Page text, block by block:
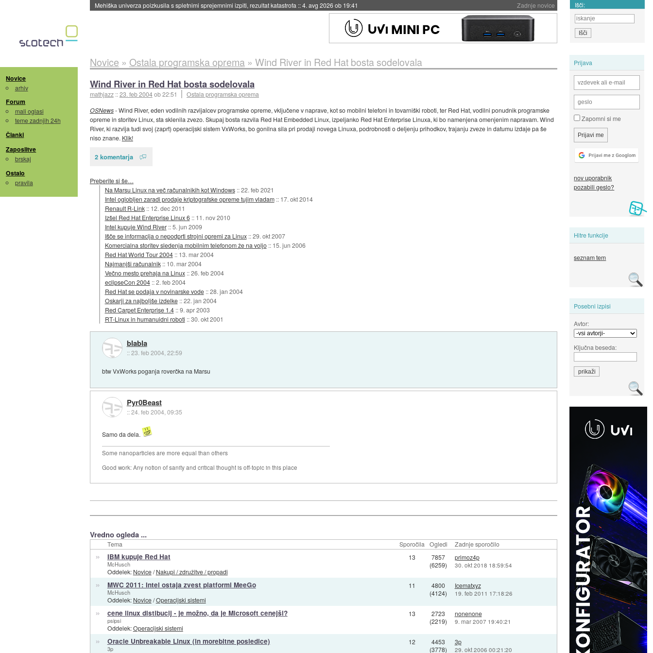
Zadnje novice
Mehiška univerza poizkusila s spletnimi sprejemnimi izpiti, rezultat katastrofa ::4. avg 2026 ob 19:41 Išči:
Novice
arhiv
Forum
mali oglasi
teme zadnjih 24h
Članki
Zaposlitve
brskaj
Ostalo
pravila
Prijava
Zapomni si me
nov uporabnik
pozabili geslo?
Hitre funkcije
seznam tem
Posebni izpisi
Avtor:
Ključna beseda:
Novice » Ostala programska oprema» Wind River in Red Hat bosta sodelovala
Wind River in Red Hat bosta sodelovala
mathjazz ::23. feb 2004ob 22:51
Ostala programska oprema
OSNews- Wind River, eden vodilnih razvijalcev programske opreme, vključene v naprave, kot so mobilni telefoni in tovarniški roboti, ter Red Hat, vodilni ponudnik programske
opreme in storitev Linux, sta sklenila zvezo. Skupaj bosta razvila Red Hat Embedded Linux, izpeljanko Red Hat Enterprise Linuxa, ki bo namenjena omenjenim napravam. Wind
River, ki razvija tudi svoj (zaprt) operacijski sistem VxWorks, bo gonilna sila pri prodaji novega Linuxa, podrobnosti o deljenju prihodkov, trajanju zveze in datumu izdaje pa še
niso znane. Klik!
2 komentarja
Preberite si še…
Na Marsu Linux na več računalnikih kot Windows ::22. feb 2021
Intel oglobljen zaradi prodaje kriptografske opreme tujim vladam :: 17. okt 2014
Renault R-Link :: 12. dec 2011
Izšel Red Hat Enterprise Linux 6 :: 11. nov 2010
Intel kupuje Wind River ::5. jun 2009
Išče se informacija o nepodprti strojni opremi za Linux ::29. okt 2007
Komercialna storitev sledenja mobilnim telefonom že na voljo :: 15. jun 2006
Red Hat World Tour 2004 :: 13. mar 2004
Najmanjši računalnik :: 10. mar 2004
Večno mesto prehaja na Linux ::26. feb 2004
eclipseCon 2004 ::2. feb 2004
Red Hat se podaja v novinarske vode ::28. jan 2004
Oskarji za najboljše izdelke ::22. jan 2004
Red Carpet Enterprise 1.4 ::9. apr 2003
RT-Linux in humanuidni roboti ::30. okt 2001
blabla
::23. feb 2004, 22:59
btw VxWorks poganja roverčka na Marsu
Pyr0Beast
::24. feb 2004, 09:35
Samo da dela.
Some nanoparticles are more equal than others
Good work: Any notion of sanity and critical thought is off-topic in this place
Vredno ogleda ...
Tema Sporočila Ogledi Zadnje sporočilo
» IBM kupuje Red Hat
McHusch
Oddelek: Novice/Nakupi / združitve / propadi
13
7857
(6259)
primoz4p
30. okt 2018 18:59:54
» MWC 2011: Intel ostaja zvest platformi MeeGo
McHusch
Oddelek: Novice/Operacijski sistemi
11
4800
(4124)
Icematxyz
19. feb 2011 17:18:26
» cene linux distibucij - je možno, da je Microsoft cenejši?
psipsi
Oddelek:Operacijski sistemi
13
2723
(2219)
nonenone
9. mar 2007 19:40:21
» Oracle Unbreakable Linux (in morebitne posledice)
3p
12
4453
(3778)
3p
29. okt 2006 00:21:20